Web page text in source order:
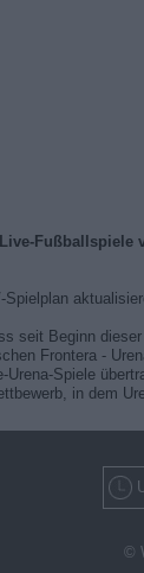
Live-Fußballspiele
-Spielplan
seit Beginn
Frontera -
Urena-Spiele
in dem
©